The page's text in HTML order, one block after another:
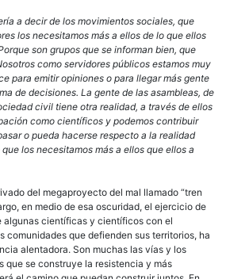
a decir de los movimientos sociales, que
los necesitamos más a ellos de lo que ellos
son grupos que se informan bien, que
como servidores públicos estamos muy
para emitir opiniones o para llegar más gente
de decisiones. La gente de las asambleas, de
civil tiene otra realidad, a través de ellos
como científicos y podemos contribuir
o pueda hacerse respecto a la realidad
los necesitamos más a ellos que ellos a
del megaproyecto del mal llamado “tren
en medio de esa oscuridad, el ejercicio de
científicas y científicos con el
comunidades que defienden sus territorios, ha
alentadora. Son muchas las vías y los
que se construye la resistencia y más